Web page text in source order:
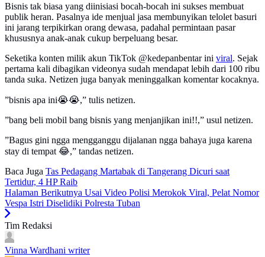
Bisnis tak biasa yang diinisiasi bocah-bocah ini sukses membuat
publik heran. Pasalnya ide menjual jasa membunyikan telolet basuri
ini jarang terpikirkan orang dewasa, padahal permintaan pasar
khususnya anak-anak cukup berpeluang besar.
Seketika konten milik akun TikTok @kedepanbentar ini viral. Sejak
pertama kali dibagikan videonya sudah mendapat lebih dari 100 ribu
tanda suka. Netizen juga banyak meninggalkan komentar kocaknya.
”bisnis apa ini😭😭,” tulis netizen.
”bang beli mobil bang bisnis yang menjanjikan ini!!,” usul netizen.
”Bagus gini ngga mengganggu dijalanan ngga bahaya juga karena
stay di tempat 😂,” tandas netizen.
Baca Juga Tas Pedagang Martabak di Tangerang Dicuri saat
Tertidur, 4 HP Raib
Halaman Berikutnya Usai Video Polisi Merokok Viral, Pelat Nomor
Vespa Istri Diselidiki Polresta Tuban
Tim Redaksi
Vinna Wardhani writer